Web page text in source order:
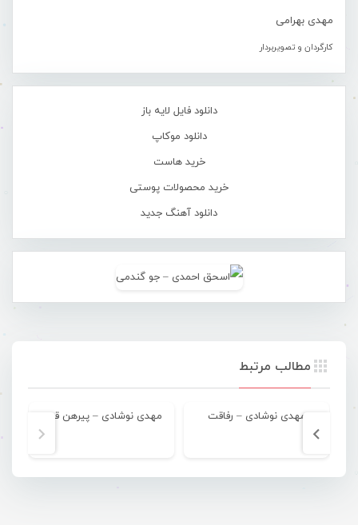
مهدی بهرامی
کارگردان و تصویربردار
دانلود فایل لایه باز
دانلود موکاپ
خرید هاست
خرید محصولات پوستی
دانلود آهنگ جدید
مطالب مرتبط
مهدی نوشادی – رفاقت مهدی نوشادی – پیرهن قرمز